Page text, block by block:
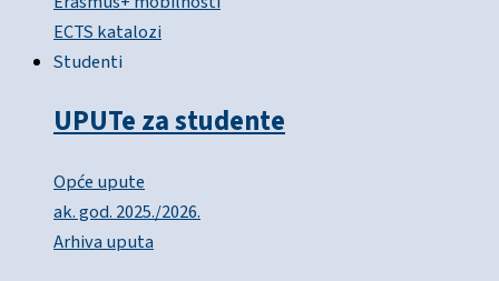
ECTS katalozi
Studenti
UPUTe za studente
Opće upute
ak. god. 2025./2026.
Arhiva uputa